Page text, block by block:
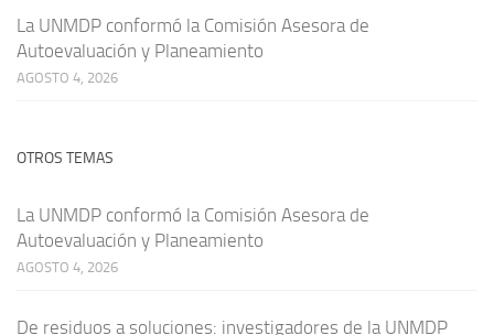
La UNMDP conformó la Comisión Asesora de
Autoevaluación y Planeamiento
AGOSTO 4, 2026
OTROS TEMAS
La UNMDP conformó la Comisión Asesora de
Autoevaluación y Planeamiento
AGOSTO 4, 2026
De residuos a soluciones: investigadores de la UNMDP